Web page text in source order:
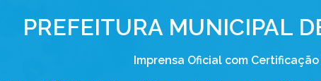
PREFEITURA MUNICIPAL
Imprensa Oficial com Certificação